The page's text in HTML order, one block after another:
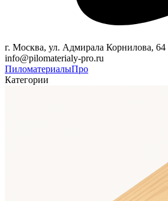
г. Москва, ул. Адмирала Корнилова, 64
info@pilomaterialy-pro.ru
ПиломатериалыПро
Категории